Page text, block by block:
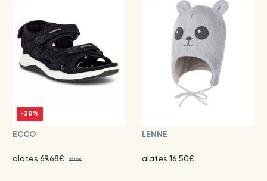
-20%
ECCO
alates 69.68€ 87.10€
LENNE
alates 16.50€